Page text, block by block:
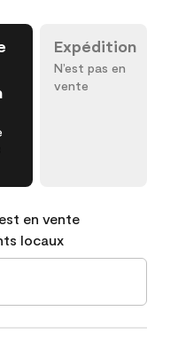
Expédition
N’est pas en
vente
en vente
locaux